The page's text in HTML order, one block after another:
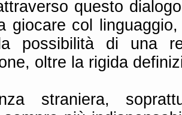
questo
giocare col
possibilità di una
oltre la rigida
straniera,